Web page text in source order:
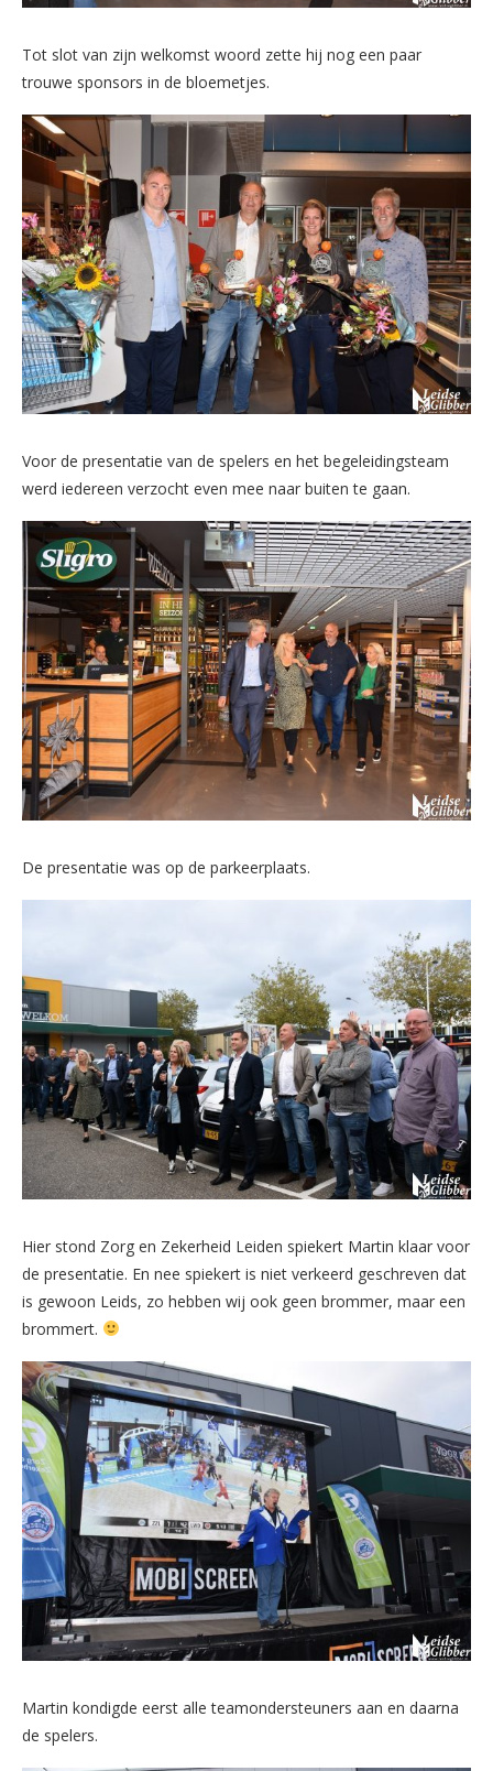
Tot slot van zijn welkomst woord zette hij nog een paar
trouwe sponsors in de bloemetjes.
Voor de presentatie van de spelers en het begeleidingsteam
werd iedereen verzocht even mee naar buiten te gaan.
De presentatie was op de parkeerplaats.
Hier stond Zorg en Zekerheid Leiden spiekert Martin klaar voor
de presentatie. En nee spiekert is niet verkeerd geschreven dat
is gewoon Leids, zo hebben wij ook geen brommer, maar een
brommert.
Martin kondigde eerst alle teamondersteuners aan en daarna
de spelers.